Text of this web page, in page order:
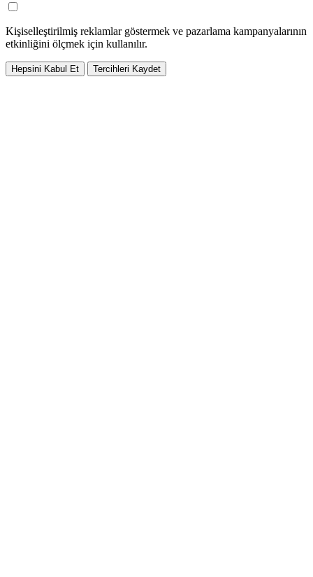
Kişiselleştirilmiş reklamlar göstermek ve pazarlama kampanyalarının
etkinliğini ölçmek için kullanılır.
Hepsini Kabul Et Tercihleri Kaydet